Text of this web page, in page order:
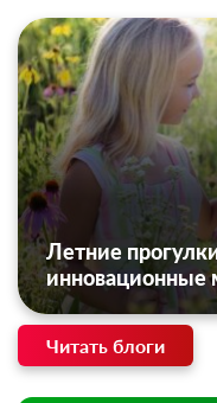
Летние
инновационные
Читать блоги